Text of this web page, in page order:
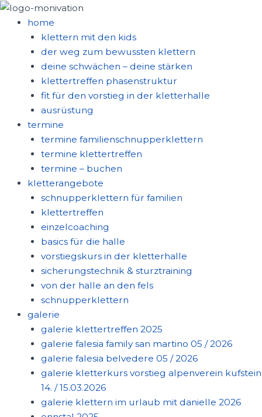
zum
inhalt
springen
home
klettern mit den kids
der weg zum bewussten klettern
deine schwächen – deine stärken
klettertreffen phasenstruktur
fit für den vorstieg in der kletterhalle
ausrüstung
termine
termine familienschnupperklettern
termine klettertreffen
termine – buchen
kletterangebote
schnupperklettern für familien
klettertreffen
einzelcoaching
basics für die halle
vorstiegskurs in der kletterhalle
sicherungstechnik & sturztraining
von der halle an den fels
schnupperklettern
galerie
galerie klettertreffen 2025
galerie falesia family san martino 05 / 2026
galerie falesia belvedere 05 / 2026
galerie kletterkurs vorstieg alpenverein kufstein
14. / 15.03.2026
galerie klettern im urlaub mit danielle 2026